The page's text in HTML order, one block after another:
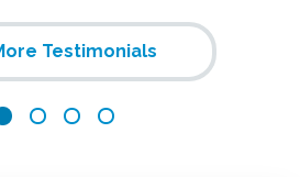
Testimonials